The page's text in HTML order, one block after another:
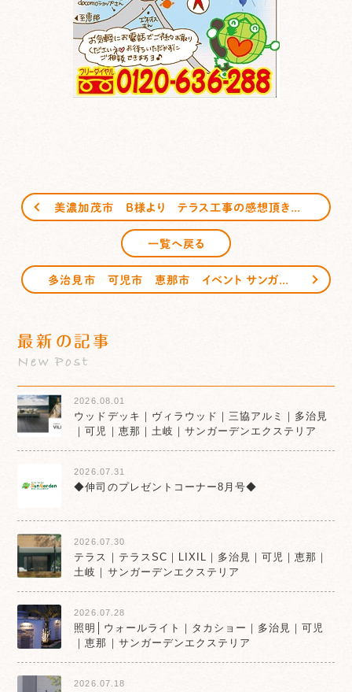
一覧へ戻る
最新の記事
New Post
2026.08.01
ウッドデッキ｜ヴィラウッド｜三協アルミ｜多治見
｜可児｜恵那｜土岐｜サンガーデンエクステリア
2026.07.31
◆伸司のプレゼントコーナー8月号◆
2026.07.30
テラス｜テラスSC｜LIXIL｜多治見｜可児｜恵那｜
土岐｜サンガーデンエクステリア
2026.07.28
照明│ウォールライト｜タカショー｜多治見｜可児
｜恵那｜サンガーデンエクステリア
2026.07.18